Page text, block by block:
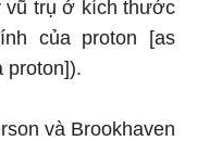
vũ trụ ở kích thước
của proton [as
proton]).
và Brookhaven